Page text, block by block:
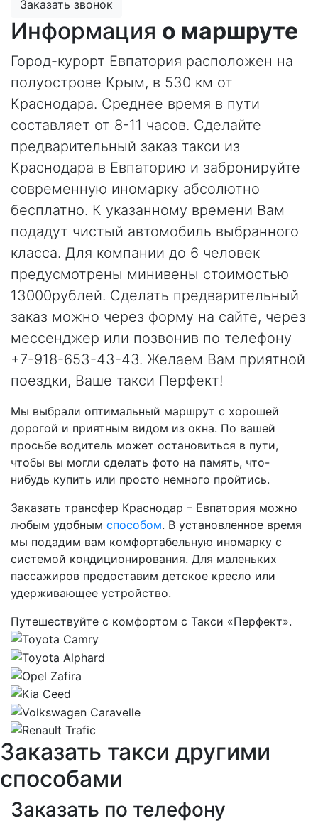
Заказать звонок
Информация о маршруте
Город-курорт Евпатория расположен на
полуострове Крым, в 530 км от
Краснодара. Среднее время в пути
составляет от 8-11 часов. Сделайте
предварительный заказ такси из
Краснодара в Евпаторию и забронируйте
современную иномарку абсолютно
бесплатно. К указанному времени Вам
подадут чистый автомобиль выбранного
класса. Для компании до 6 человек
предусмотрены минивены стоимостью
13000рублей. Сделать предварительный
заказ можно через форму на сайте, через
мессенджер или позвонив по телефону
+7-918-653-43-43. Желаем Вам приятной
поездки, Ваше такси Перфект!
Мы выбрали оптимальный маршрут с хорошей
дорогой и приятным видом из окна. По вашей
просьбе водитель может остановиться в пути,
чтобы вы могли сделать фото на память, что-
нибудь купить или просто немного пройтись.
Заказать трансфер Краснодар – Евпатория можно
любым удобным способом. В установленное время
мы подадим вам комфортабельную иномарку с
системой кондиционирования. Для маленьких
пассажиров предоставим детское кресло или
удерживающее устройство.
Путешествуйте с комфортом с Такси «Перфект».
Заказать такси другими
способами
Заказать по телефону